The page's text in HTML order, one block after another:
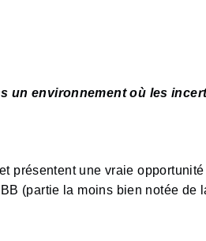
un environnement où les
présentent une vraie
(partie la moins bien notée